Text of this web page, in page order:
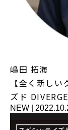
嶋田 拓海
【全く新し
ズド
NEW